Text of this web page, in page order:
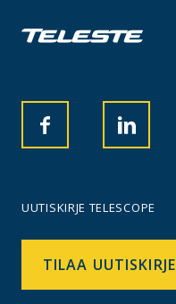
UUTISKIRJE TELESCOPE
TILAA UUTISKIRJE